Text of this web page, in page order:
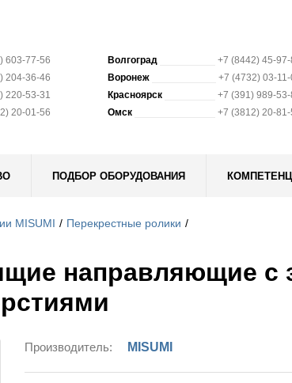
603-77-56
204-36-46
220-53-31
20-01-56
Волгоград
+7 (8442) 45-97-
Воронеж
+7 (4732) 03-11-
Красноярск
+7 (391) 989-53-
Омск
+7 (3812) 20-81-
ПОДБОР ОБОРУДОВАНИЯ
MISUMI Перекрестные ролики
направляющие с
Производитель: MISUMI